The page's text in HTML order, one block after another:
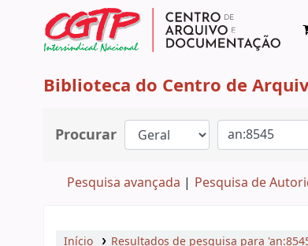
Biblioteca do Centro de
Procurar
Pesquisa avançada Pesquisa de
Início Resultados de pesquisa para